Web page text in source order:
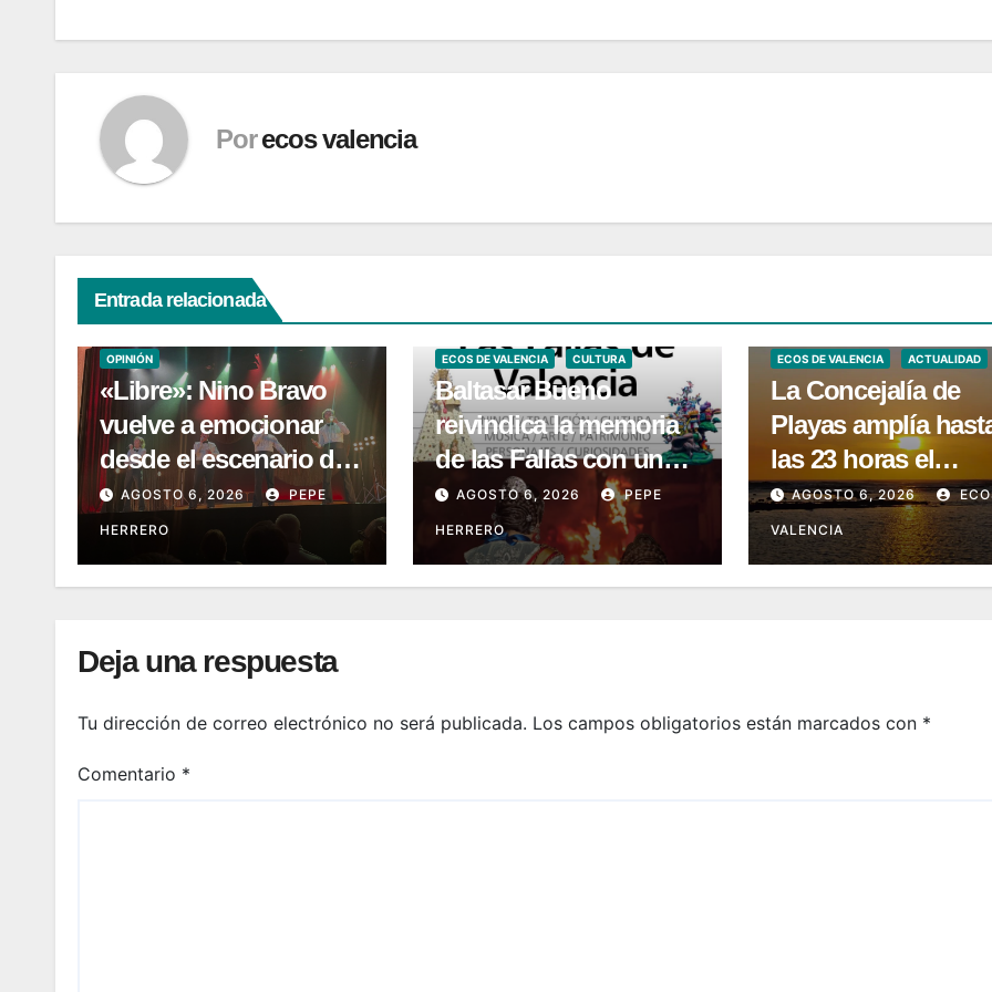
Por ecos valencia
Entrada relacionada
ECOS DE VALENCIA CULTURA
OPINIÓN
«Libre»: Nino Bravo
vuelve a emocionar
desde el escenario del
Teatro Amaya
AGOSTO 6, 2026 PEPE
HERRERO
ECOS DE VALENCIA CULTURA
Baltasar Bueno
reivindica la memoria
de las Fallas con un
libro que descubre su
historia menos
conocida
AGOSTO 6, 2026 PEPE
HERRERO
ECOS DE VALENCIA ACTUALIDAD
La Concejalía de
Playas amplía
las 23 horas el
dispositivo de
salvamento y
socorrismo por el
eclipse solar del
AGOSTO 6, 2026
VALENCIA
Deja una respuesta
Tu dirección de correo electrónico no será publicada. Los campos obligatorios están marcados con *
Comentario *